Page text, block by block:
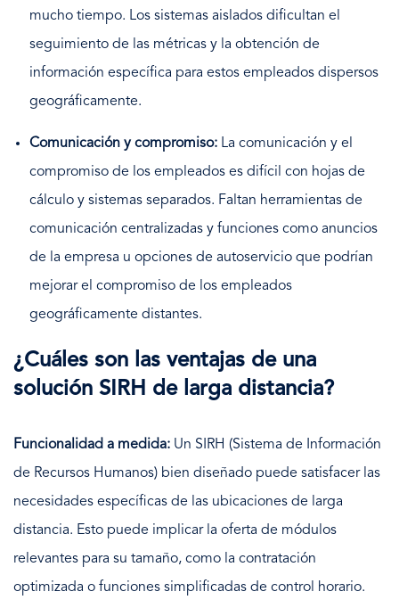
mucho tiempo. Los sistemas aislados dificultan el
seguimiento de las métricas y la obtención de
información específica para estos empleados dispersos
geográficamente.
Comunicación y compromiso: La comunicación y el
compromiso de los empleados es difícil con hojas de
cálculo y sistemas separados. Faltan herramientas de
comunicación centralizadas y funciones como anuncios
de la empresa u opciones de autoservicio que podrían
mejorar el compromiso de los empleados
geográficamente distantes.
¿Cuáles son las ventajas de una
solución SIRH de larga distancia?
Funcionalidad a medida: Un SIRH (Sistema de Información
de Recursos Humanos) bien diseñado puede satisfacer las
necesidades específicas de las ubicaciones de larga
distancia. Esto puede implicar la oferta de módulos
relevantes para su tamaño, como la contratación
optimizada o funciones simplificadas de control horario.